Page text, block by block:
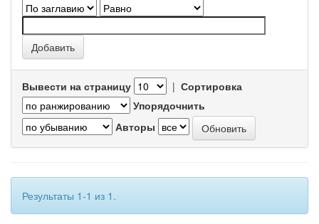
Вывести на страницу | Сортировка
Упорядочнить
Авторы
Результаты 1-1 из 1.